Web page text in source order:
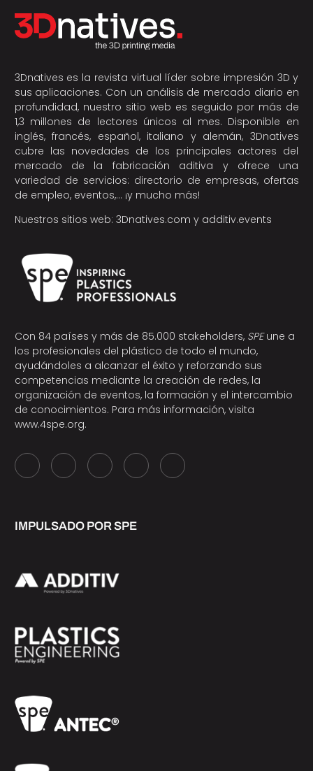
3Dnatives es la revista virtual líder sobre impresión 3D y
sus aplicaciones. Con un análisis de mercado diario en
profundidad, nuestro sitio web es seguido por más de
1,3 millones de lectores únicos al mes. Disponible en
inglés, francés, español, italiano y alemán, 3Dnatives
cubre las novedades de los principales actores del
mercado de la fabricación aditiva y ofrece una
variedad de servicios: directorio de empresas, ofertas
de empleo, eventos,… ¡y mucho más!
Nuestros sitios web: 3Dnatives.com y additiv.events
Con 84 países y más de 85.000 stakeholders, SPEune a
los profesionales del plástico de todo el mundo,
ayudándoles a alcanzar el éxito y reforzando sus
competencias mediante la creación de redes, la
organización de eventos, la formación y el intercambio
de conocimientos. Para más información, visita
www.4spe.org.
IMPULSADO POR SPE